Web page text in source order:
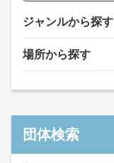
ジャンルから探す
場所から探す
団体検索